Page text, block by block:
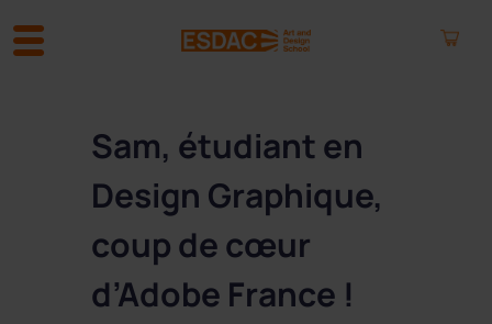
Sam, étudiant en
Design Graphique,
coup de cœur
d’Adobe France !